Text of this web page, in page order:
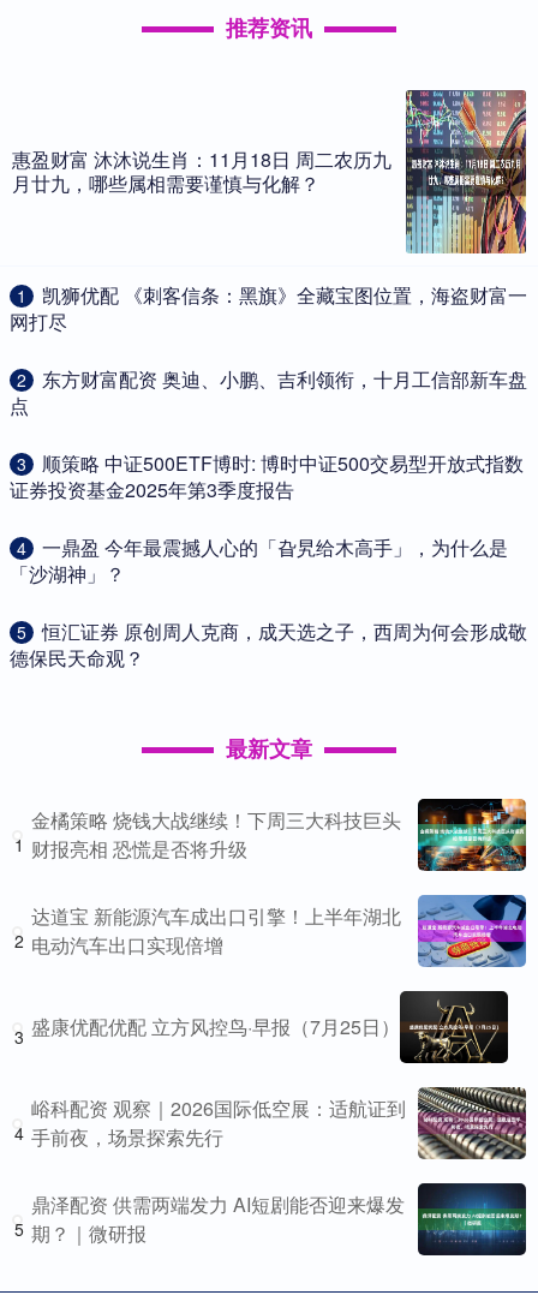
推荐资讯
惠盈财富 沐沐说生肖：11月18日 周二农历九
月廿九，哪些属相需要谨慎与化解？
1
​凯狮优配 《刺客信条：黑旗》全藏宝图位置，海盗财富一
网打尽
2
​东方财富配资 奥迪、小鹏、吉利领衔，十月工信部新车盘
点
3
​顺策略 中证500ETF博时: 博时中证500交易型开放式指数
证券投资基金2025年第3季度报告
4
​一鼎盈 今年最震撼人心的「旮旯给木高手」，为什么是
「沙湖神」？
5
​恒汇证券 原创周人克商，成天选之子，西周为何会形成敬
德保民天命观？
最新文章
1
金橘策略 烧钱大战继续！下周三大科技巨头
财报亮相 恐慌是否将升级
2
达道宝 新能源汽车成出口引擎！上半年湖北
电动汽车出口实现倍增
3 盛康优配优配 立方风控鸟·早报（7月25日）
4
峪科配资 观察｜2026国际低空展：适航证到
手前夜，场景探索先行
5
鼎泽配资 供需两端发力 AI短剧能否迎来爆发
期？｜微研报